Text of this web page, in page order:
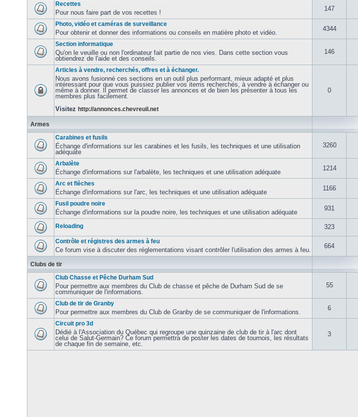
Recettes
Pour nous faire part de vos recettes !
147
Photo, vidéo et caméras de surveillance
Pour obtenir et donner des informations ou conseils en matière photo et vidéo.
4344
Section informatique
Qu'on le veuille ou non l'ordinateur fait partie de nos vies. Dans cette section vous
obtiendrez de l'aide et des conseils.
146
Articles à vendre, recherchés, offres et à échanger.
Nous avons fusionné ces sections en un outil plus performant, mieux adapté et plus
intéressant pour que vous puissiez publier vos items recherchés, à vendre à échanger ou
même à donner. Il permet de classer les annonces et de bien les présenter à tous les
membres plus facilement.
Visitez http://annonces.chevreuil.net
0
Armes
Carabines et fusils
Échange d'informations sur les carabines et les fusils, les techniques et une utilisation
adéquate
3260
Arbalète
Échange d'informations sur l'arbalète, les techniques et une utilisation adéquate
1214
Arc et flèches
Échange d'informations sur l'arc, les techniques et une utilisation adéquate
1166
Fusil poudre noire
Échange d'informations sur la poudre noire, les techniques et une utilisation adéquate
931
Reloading 323
Contrôle et régistres des armes à feu
Ce forum vise à discuter des réglementations visant contrôler l'utilisation des armes à feu.
664
Clubs de tir
Club Chasse et Pêche Durham Sud
Pour permettre aux membres du Club de chasse et pêche de Durham Sud de se
communiquer de l'informations.
55
Club de tir de Granby
Pour permettre aux membres du Club de Granby de se communiquer de l'informations.
6
Circuit pro 3d
Dédié à l'Association du Québec qui regroupe une quinzaine de club de tir à l'arc dont
celui de Salut-Germain? Ce forum permettra de poster les dates de tournois, les résultats
de chaque fin de semaine, etc.
3